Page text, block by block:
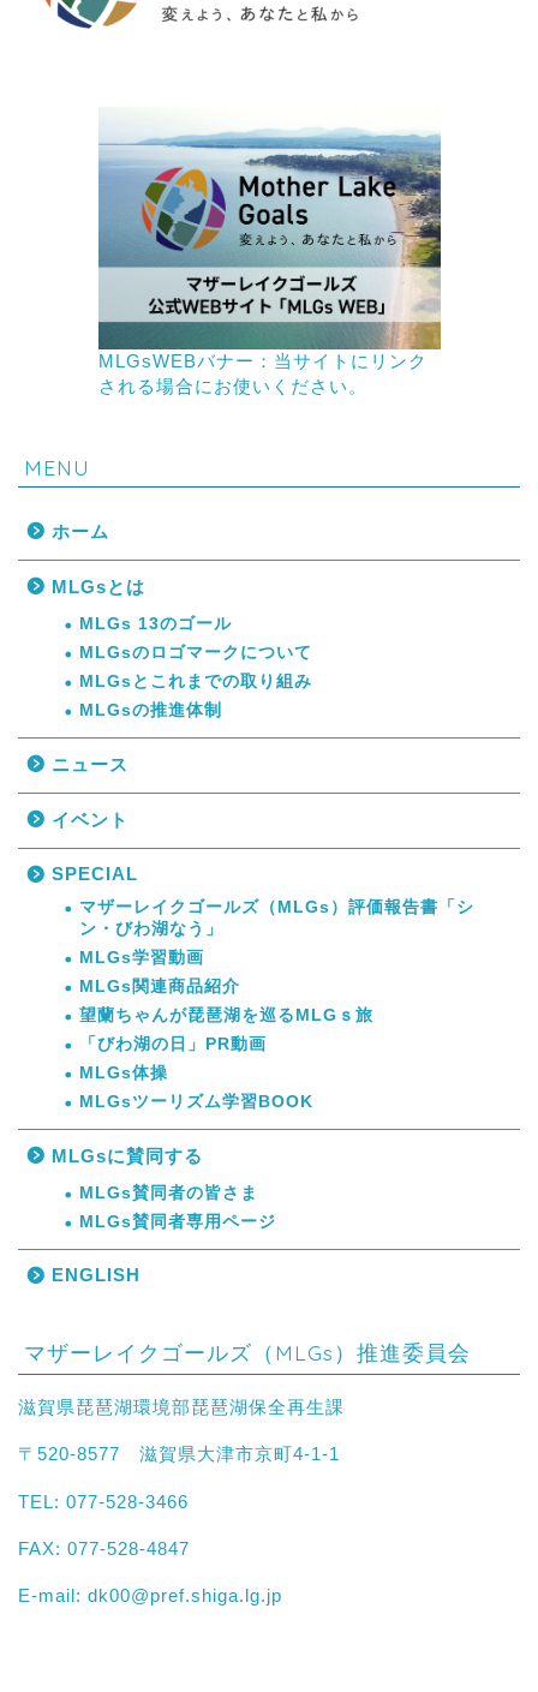
MLGsWEBバナー：当サイトにリンク
される場合にお使いください。
MENU
ホーム
MLGsとは
MLGs 13のゴール
MLGsのロゴマークについて
MLGsとこれまでの取り組み
MLGsの推進体制
ニュース
イベント
SPECIAL
マザーレイクゴールズ（MLGs）評価報告書「シ
ン・びわ湖なう」
MLGs学習動画
MLGs関連商品紹介
望蘭ちゃんが琵琶湖を巡るMLGｓ旅
「びわ湖の日」PR動画
MLGs体操
MLGsツーリズム学習BOOK
MLGsに賛同する
MLGs賛同者の皆さま
MLGs賛同者専用ページ
ENGLISH
マザーレイクゴールズ（MLGs）推進委員会
滋賀県琵琶湖環境部琵琶湖保全再生課
〒520-8577 滋賀県大津市京町4-1-1
TEL: 077-528-3466
FAX: 077-528-4847
E-mail: dk00@pref.shiga.lg.jp